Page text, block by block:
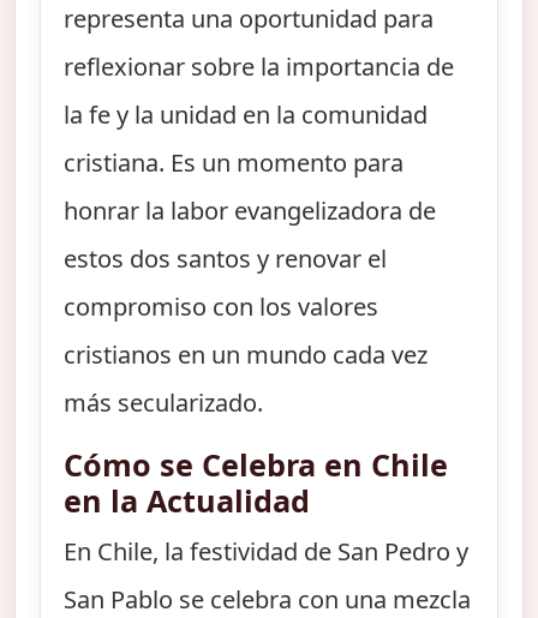
representa una oportunidad para
reflexionar sobre la importancia de
la fe y la unidad en la comunidad
cristiana. Es un momento para
honrar la labor evangelizadora de
estos dos santos y renovar el
compromiso con los valores
cristianos en un mundo cada vez
más secularizado.
Cómo se Celebra en Chile
en la Actualidad
En Chile, la festividad de San Pedro y
San Pablo se celebra con una mezcla